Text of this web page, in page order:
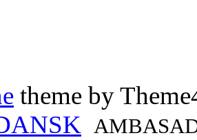
theme by